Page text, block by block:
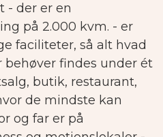
- der er en
på 2.000 kvm. - er
faciliteter, så alt hvad
behøver findes under ét
butik, restaurant,
de mindste kan
og far er på